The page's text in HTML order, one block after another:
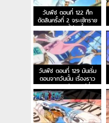
วันพีช ตอนที่ 122 ศึก
ตัดสินครั้งที่ 2 จระเข้ทราย
ปะทะ ลูฟี่ร่างน้ำ
วันพีช ตอนที่ 129 มันเริ่ม
ตอนจากวันนั้น เรื่องราว
การผจญภัยของวีวี่